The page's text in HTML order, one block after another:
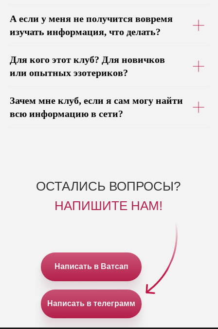
А если у меня не получится вовремя
изучать информация, что делать?
Для кого этот клуб? Для новичков
или опытных эзотериков?
Зачем мне клуб, если я сам могу найти
всю информацию в сети?
ОСТАЛИСЬ ВОПРОСЫ?
НАПИШИТЕ НАМ!
Написать в телеграмм
Написать в Ватсап